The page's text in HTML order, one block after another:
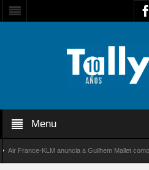
Menu
France-KLM anuncia a Guilhem Mallet como